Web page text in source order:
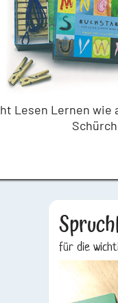
Lesen Lernen wie
für die